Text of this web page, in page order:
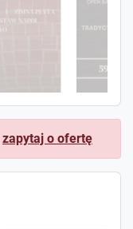
zapytaj o ofertę